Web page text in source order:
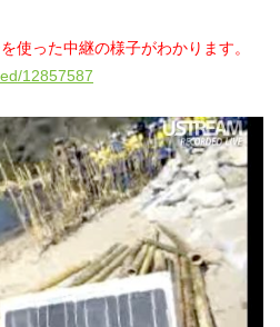
使った中継の様子がわかります。
12857587